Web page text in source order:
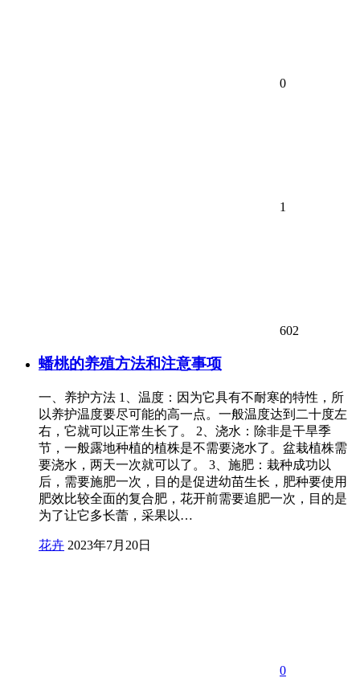
0
1
602
蟠桃的养殖方法和注意事项
一、养护方法 1、温度：因为它具有不耐寒的特性，所
以养护温度要尽可能的高一点。一般温度达到二十度左
右，它就可以正常生长了。 2、浇水：除非是干旱季
节，一般露地种植的植株是不需要浇水了。盆栽植株需
要浇水，两天一次就可以了。 3、施肥：栽种成功以
后，需要施肥一次，目的是促进幼苗生长，肥种要使用
肥效比较全面的复合肥，花开前需要追肥一次，目的是
为了让它多长蕾，采果以…
花卉 2023年7月20日
0